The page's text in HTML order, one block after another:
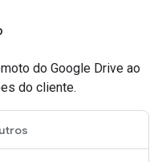
do Google Drive ao
do cliente.